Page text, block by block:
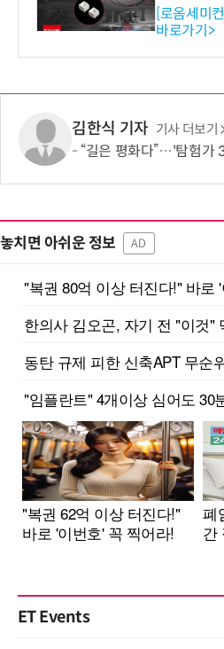
스 개발
[로옴세미
바로가기>
김한식 기자 기사 더보기
“길은 평화다”…'탐험가 30년' 김현국, 제
놓치면 아쉬운 정보 AD
ET Events